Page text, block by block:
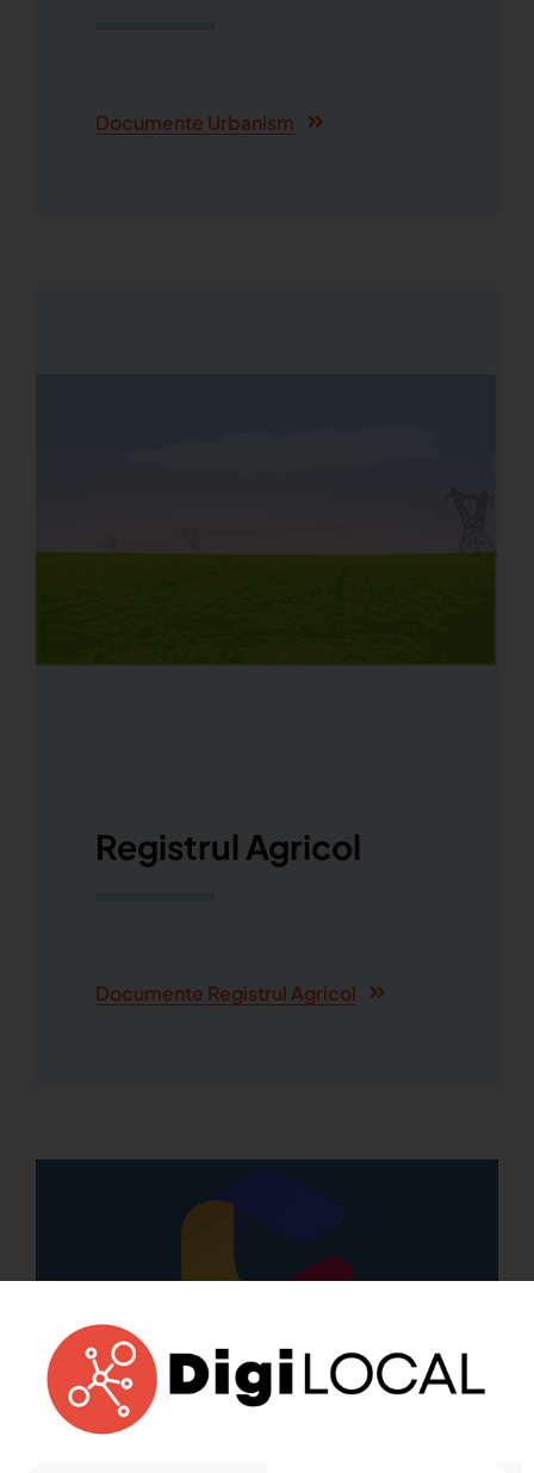
Documente Urbanism
Registrul Agricol
Documente Registrul Agricol